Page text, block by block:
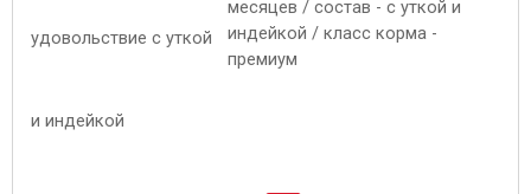
месяцев / состав - с уткой и
индейкой / класс корма -
премиум